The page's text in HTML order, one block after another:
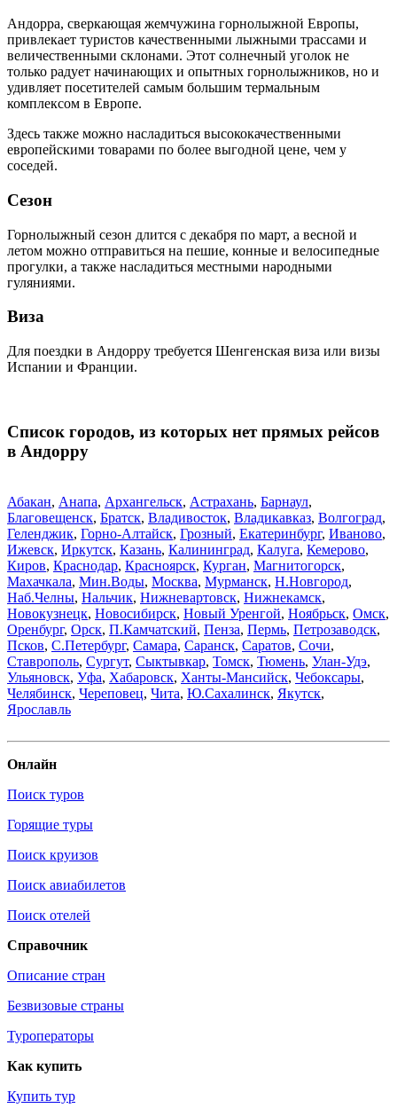
Андорра, сверкающая жемчужина горнолыжной Европы,
привлекает туристов качественными лыжными трассами и
величественными склонами. Этот солнечный уголок не
только радует начинающих и опытных горнолыжников, но и
удивляет посетителей самым большим термальным
комплексом в Европе.
Здесь также можно насладиться высококачественными
европейскими товарами по более выгодной цене, чем у
соседей.
Сезон
Горнолыжный сезон длится с декабря по март, а весной и
летом можно отправиться на пешие, конные и велосипедные
прогулки, а также насладиться местными народными
гуляниями.
Виза
Для поездки в Андорру требуется Шенгенская виза или визы
Испании и Франции.
Список городов, из которых нет прямых рейсов
в Андорру
Абакан, Анапа, Архангельск, Астрахань, Барнаул,
Благовещенск, Братск, Владивосток, Владикавказ, Волгоград,
Геленджик, Горно-Алтайск, Грозный, Екатеринбург, Иваново,
Ижевск, Иркутск, Казань, Калининград, Калуга, Кемерово,
Киров, Краснодар, Красноярск, Курган, Магнитогорск,
Махачкала, Мин.Воды, Москва, Мурманск, Н.Новгород,
Наб.Челны, Нальчик, Нижневартовск, Нижнекамск,
Новокузнецк, Новосибирск, Новый Уренгой, Ноябрьск, Омск,
Оренбург, Орск, П.Камчатский, Пенза, Пермь, Петрозаводск,
Псков, С.Петербург, Самара, Саранск, Саратов, Сочи,
Ставрополь, Сургут, Сыктывкар, Томск, Тюмень, Улан-Удэ,
Ульяновск, Уфа, Хабаровск, Ханты-Мансийск, Чебоксары,
Челябинск, Череповец, Чита, Ю.Сахалинск, Якутск,
Ярославль
Онлайн
Поиск туров
Горящие туры
Поиск круизов
Поиск авиабилетов
Поиск отелей
Справочник
Описание стран
Безвизовые страны
Туроператоры
Как купить
Купить тур